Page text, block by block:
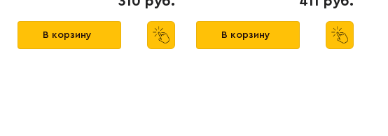
В корзину В корзину